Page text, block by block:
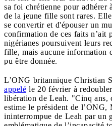
sa foi chrétienne pour adhérer
de la jeune fille sont rares.
se convertir et d'épouser un
confirmation de ces faits n’ait
nigérianes poursuivent leurs
fille, mais aucune information
pu être donnée.
L’ONG britannique Christian
appelé le 20 février à
libération de Leah. "Cinq ans,
estime le président de
ininterrompue de Leah par un